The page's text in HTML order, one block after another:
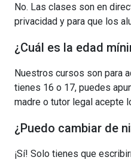
No. Las clases son en
privacidad y para que los
¿Cuál es la edad
Nuestros cursos son para
tienes 16 o 17, puedes
madre o tutor legal acepte
¿Puedo cambiar de
¡Sí! Solo tienes que